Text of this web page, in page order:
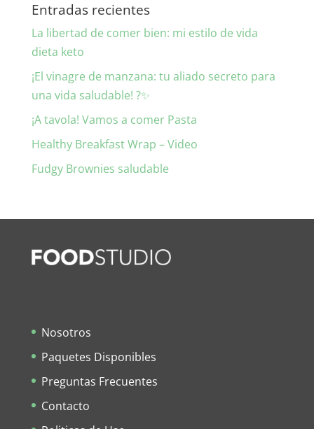
Entradas recientes
La libertad de comer bien: mi estilo de vida
dieta keto
¡El vinagre de manzana: tu aliado secreto para
una vida saludable! ?✨
¡A tavola! Vamos a comer Pasta
Healthy Breakfast Wrap – Video
Fudgy Brownies saludable
Nosotros
Paquetes Disponibles
Preguntas Frecuentes
Contacto